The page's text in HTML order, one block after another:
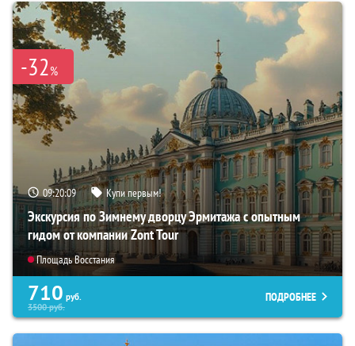
-32%
09:20:08 Купи первым!
Экскурсия по Зимнему дворцу Эрмитажа с опытным
гидом от компании Zont Tour
Площадь Восстания
710 руб.
3500руб.
ПОДРОБНЕЕ